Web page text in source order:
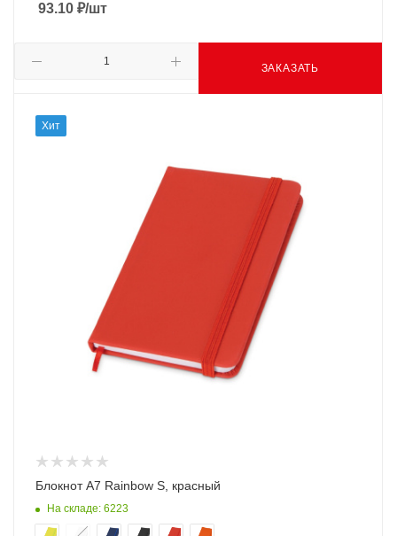
93.10 ₽/шт
ЗАКАЗАТЬ
Хит
Блокнот A7 Rainbow S, красный
На складе: 6223